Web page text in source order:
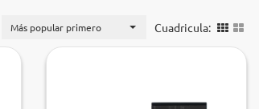
Cuadricula:
Más popular primero